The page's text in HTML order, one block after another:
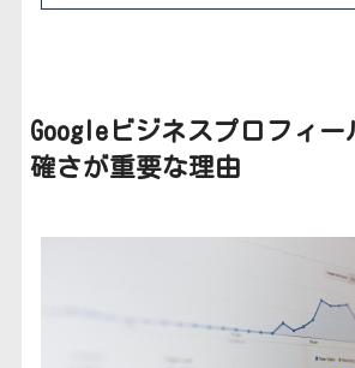
Googleビジネスプロフィ
確さが重要な理由